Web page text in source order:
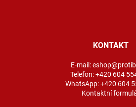
KONTAKT
E-mail:
Telefon:+420 604
WhatsApp:+420 604
Kontaktní